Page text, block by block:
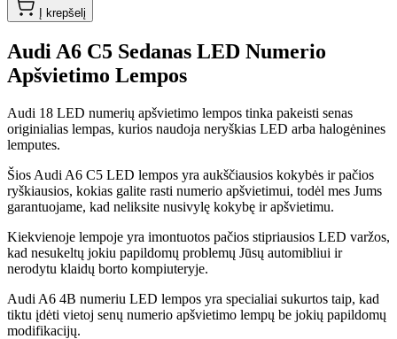
Į krepšelį
Audi A6 C5 Sedanas LED Numerio
Apšvietimo Lempos
Audi 18 LED numerių apšvietimo lempos tinka pakeisti senas
originialias lempas, kurios naudoja neryškias LED arba halogėnines
lemputes.
Šios Audi A6 C5 LED lempos yra aukščiausios kokybės ir pačios
ryškiausios, kokias galite rasti numerio apšvietimui, todėl mes Jums
garantuojame, kad neliksite nusivylę kokybę ir apšvietimu.
Kiekvienoje lempoje yra imontuotos pačios stipriausios LED varžos,
kad nesukeltų jokiu papildomų problemų Jūsų automibliui ir
nerodytu klaidų borto kompiuteryje.
Audi A6 4B numeriu LED lempos yra specialiai sukurtos taip, kad
tiktu įdėti vietoj senų numerio apšvietimo lempų be jokių papildomų
modifikacijų.